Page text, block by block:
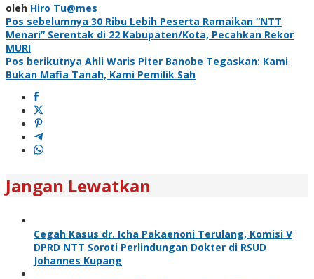
oleh Hiro Tu@mes
Navigasi
pos
Pos sebelumnya 30 Ribu Lebih Peserta Ramaikan “NTT
Menari” Serentak di 22 Kabupaten/Kota, Pecahkan Rekor
MURI
Pos berikutnya Ahli Waris Piter Banobe Tegaskan: Kami
Bukan Mafia Tanah, Kami Pemilik Sah
Jangan Lewatkan
Cegah Kasus dr. Icha Pakaenoni Terulang, Komisi V
DPRD NTT Soroti Perlindungan Dokter di RSUD
Johannes Kupang